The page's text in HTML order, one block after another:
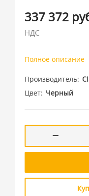
337 372
НДС
Полное описание
Производитель
Цвет Черный